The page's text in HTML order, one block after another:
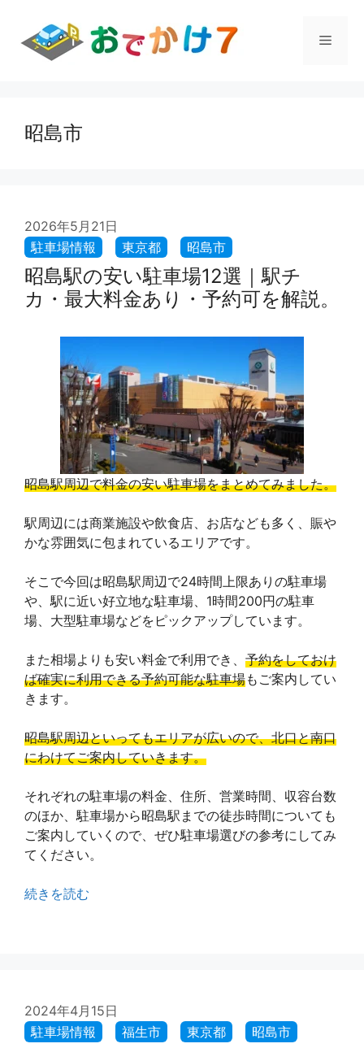
メ
昭島市
2026年5月21日
昭島駅の安い駐車場12選｜駅チ
カ・最大料金あり・予約可を解説。
昭島駅周辺で料金の安い駐車場をまとめてみました。
駅周辺には商業施設や飲食店、お店なども多く、賑や
かな雰囲気に包まれているエリアです。
そこで今回は昭島駅周辺で24時間上限ありの駐車場
や、駅に近い好立地な駐車場、1時間200円の駐車
場、大型駐車場などをピックアップしています。
また相場よりも安い料金で利用でき、 予約をしておけ
ば確実に利用できる予約可能な駐車場もご案内してい
きます。
昭島駅周辺といってもエリアが広いので、北口と南口
にわけてご案内していきます。
それぞれの駐車場の料金、住所、営業時間、収容台数
のほか、駐車場から昭島駅までの徒歩時間についても
ご案内していくので、ぜひ駐車場選びの参考にしてみ
てください。
続きを読む
2024年4月15日